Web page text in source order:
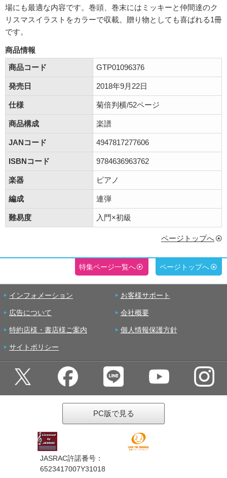
場にも最適な内容です。巻頭、巻末にはミッキーと仲間達のク
リスマスイラストをカラーで収載。贈り物としても喜ばれる1冊
です。
商品情報
商品コード
GTP01096376
発売日 2018年9月22日
仕様 菊倍判横/52ページ
商品構成 楽譜
JANコード 4947817277606
ISBNコード 9784636963762
楽器 ピアノ
編成 連弾
難易度 入門×初級
ページトップへ
特集ページ一覧へ ページトップへ
インフォメーション お客様サポート
広告について 会社概要
特約店様・書店様ご案内 個人情報保護方針
サイトポリシー
PC版で見る
JASRAC許諾番号：
6523417007Y31018